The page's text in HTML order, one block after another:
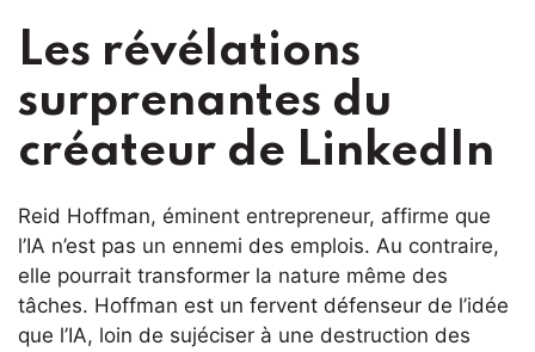
Les révélations
surprenantes du
créateur de LinkedIn
Reid Hoffman, éminent entrepreneur, affirme que
l’IA n’est pas un ennemi des emplois. Au contraire,
elle pourrait transformer la nature même des
tâches. Hoffman est un fervent défenseur de l’idée
que l’IA, loin de sujéciser à une destruction des